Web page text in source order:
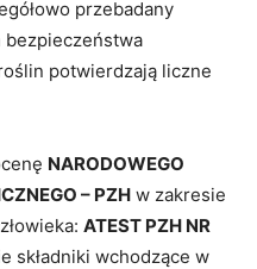
przebadany
bezpieczeństwa
potwierdzają liczne
NARODOWEGO
– PZH w zakresie
ATEST PZH NR
składniki wchodzące w